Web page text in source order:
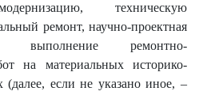
техническую
ремонт, научно-проектная
выполнение ремонтно-
на материальных историко-
(далее, если не указано иное, –